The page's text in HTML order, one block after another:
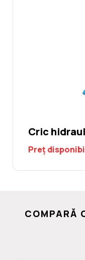
Cric
Preț
COMPARĂ